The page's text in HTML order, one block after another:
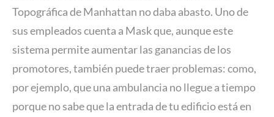
Topográfica de Manhattan no daba abasto. Uno de
sus empleados cuenta a Mask que, aunque este
sistema permite aumentar las ganancias de los
promotores, también puede traer problemas: como,
por ejemplo, que una ambulancia no llegue a tiempo
porque no sabe que la entrada de tu edificio está en